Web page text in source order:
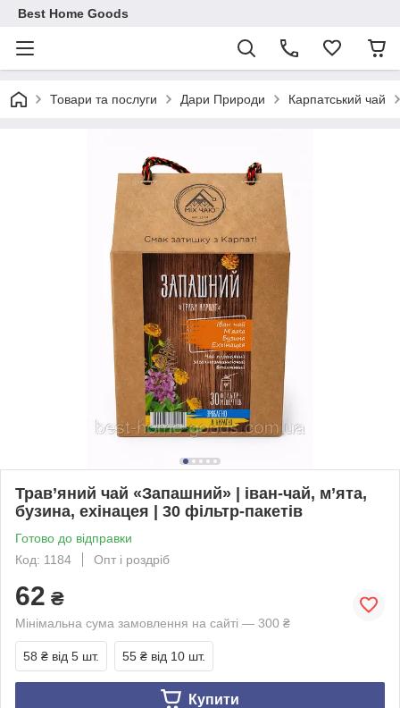
Best Home Goods
Товари та послуги Дари Природи Карпатський чай
Трав’яний чай «Запашний» | іван-чай, м’ята,
бузина, ехінацея | 30 фільтр-пакетів
Готово до відправки
Код: 1184
Опт і роздріб
62 ₴
Мінімальна сума замовлення на сайті — 300 ₴
58 ₴ від 5 шт. 55 ₴ від 10 шт.
Купити